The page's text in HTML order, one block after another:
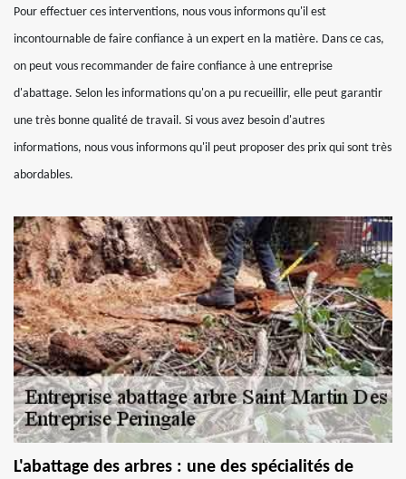
Pour effectuer ces interventions, nous vous informons qu'il est
incontournable de faire confiance à un expert en la matière. Dans ce cas,
on peut vous recommander de faire confiance à une entreprise
d'abattage. Selon les informations qu'on a pu recueillir, elle peut garantir
une très bonne qualité de travail. Si vous avez besoin d'autres
informations, nous vous informons qu'il peut proposer des prix qui sont très
abordables.
L'abattage des arbres : une des spécialités de